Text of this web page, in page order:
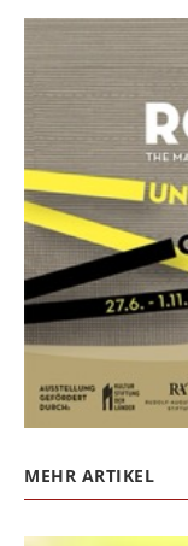
MEHR ARTIKEL